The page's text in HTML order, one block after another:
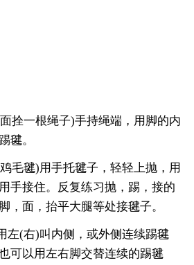
一根绳子)手持绳端，用脚的内
毽。
毽)用手托毽子，轻轻上抛，用
手接住。反复练习抛，踢，接的
，面，抬平大腿等处接毽子。
(右)叫内侧，或外侧连续踢毽
可以用左右脚交替连续的踢毽